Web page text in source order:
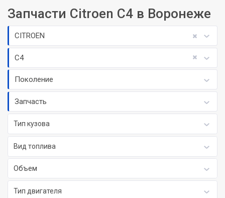
Запчасти Citroen C4 в Воронеже
CITROEN
C4
Поколение
Запчасть
Тип кузова
Вид топлива
Объем
Тип двигателя